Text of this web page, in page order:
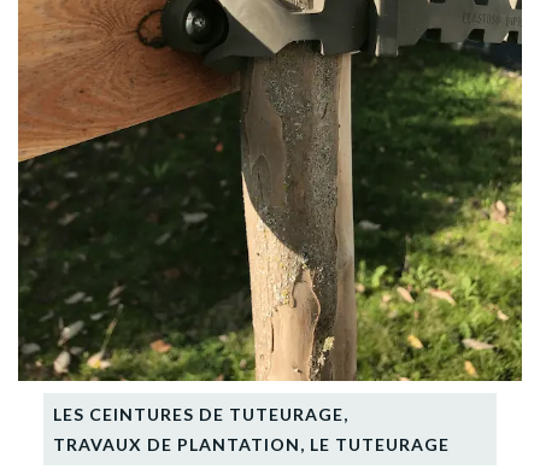
LES CEINTURES DE TUTEURAGE,
TRAVAUX DE PLANTATION, LE TUTEURAGE